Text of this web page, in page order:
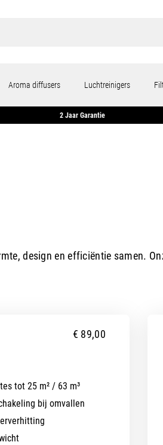
Aroma diffusers Luchtreinigers
14 Dagen 2 Jaar Garantie
design en efficiëntie samen.
€ 89,00
tot 25 m² / 63 m³
bij omvallen